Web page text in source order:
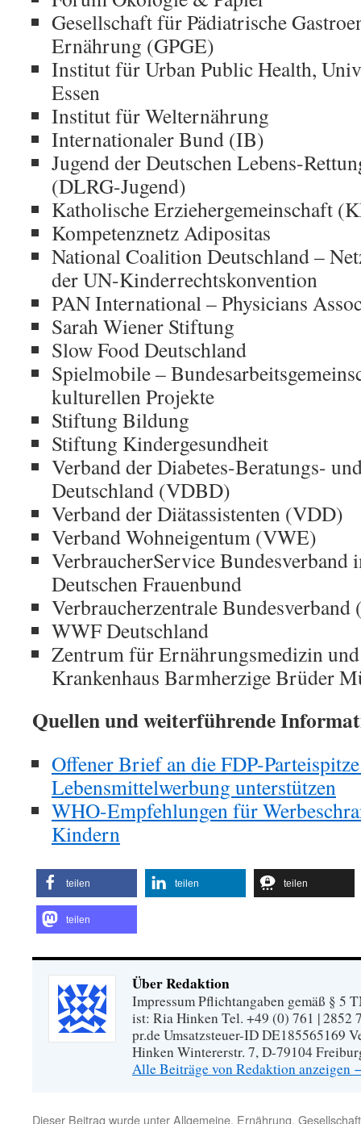
Gesellschaft für Pädiatrische
Ernährung (GPGE)
Institut für Urban Public Health,
Essen
Institut für Welternährung
Internationaler Bund (IB)
Jugend der Deutschen Lebens-
(DLRG-Jugend)
Katholische Erziehergemeinschaft
Kompetenznetz Adipositas
National Coalition Deutschland –
der UN-Kinderrechtskonvention
PAN International – Physicians
Sarah Wiener Stiftung
Slow Food Deutschland
Spielmobile –
kulturellen Projekte
Stiftung Bildung
Stiftung Kindergesundheit
Verband der Diabetes-Beratungs-
Deutschland (VDBD)
Verband der Diätassistenten (VDD)
Verband Wohneigentum (VWE)
VerbraucherService Bundesverband
Deutschen Frauenbund
Verbraucherzentrale
WWF Deutschland
Zentrum für Ernährungsmedizin
Krankenhaus Barmherzige Brüder
Quellen und weiterführende
Offener Brief an die FDP-
Lebensmittelwerbung unterstützen
WHO-Empfehlungen für
Kindern
teilen teilen teilen
teilen
Über Redaktion
Impressum Pflichtangaben gemäß § 5
ist: Ria Hinken Tel. +49 (0) 761 | 2852
pr.de Umsatzsteuer-ID DE185565169
Hinken Wintererstr. 7, D-79104
Alle Beiträge von Redaktion anzeigen
Dieser Beitrag wurde unterAllgemeine, Ernährung, Gesellschaft